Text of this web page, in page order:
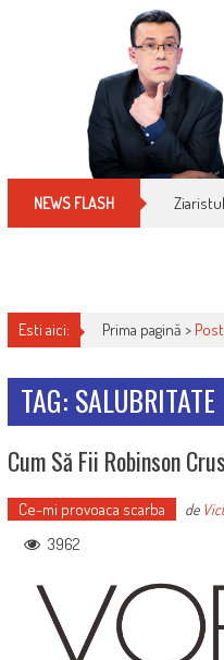
NEWS FLASH
Esti aici: Prima pagină >
TAG: SALUBRITATE
Cum Să Fii Robinson
Ce-mi provoaca scarba de
3962